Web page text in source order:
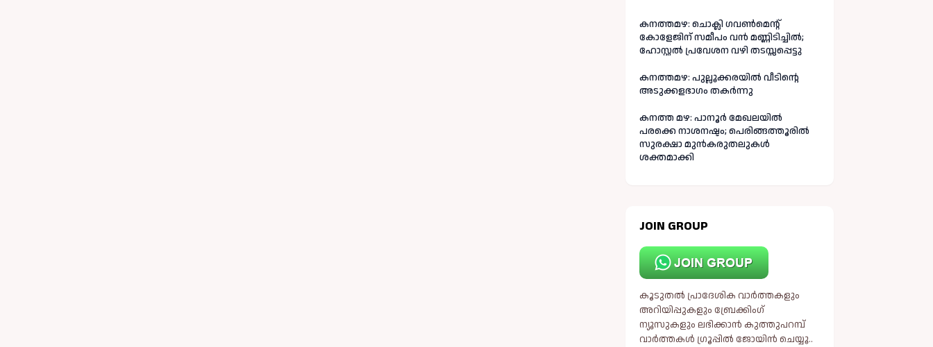
കനത്തമഴ: ചൊക്ലി ഗവൺമെന്റ്
കോളേജിന് സമീപം വൻ മണ്ണിടിച്ചിൽ;
ഹോസ്റ്റൽ പ്രവേശന വഴി തടസ്സപ്പെട്ടു
കനത്തമഴ: പുല്ലൂക്കരയിൽ വീടിന്റെ
അടുക്കളഭാഗം തകർന്നു
കനത്ത മഴ: പാനൂർ മേഖലയിൽ
പരക്കെ നാശനഷ്ടം; പെരിങ്ങത്തൂരിൽ
സുരക്ഷാ മുൻകരുതലുകൾ
ശക്തമാക്കി
JOIN GROUP
കൂടുതൽ പ്രാദേശിക വാർത്തകളും
അറിയിപ്പുകളും ബ്രേക്കിംഗ്
ന്യൂസുകളും ലഭിക്കാൻ കുത്തുപറമ്പ്
വാർത്തകൾ ഗ്രൂപ്പിൽ ജോയിൻ ചെയ്യൂ..